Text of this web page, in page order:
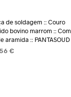
de soldagem :: Couro
bovino marrom :: Com
aramida :: PANTASOUD
€